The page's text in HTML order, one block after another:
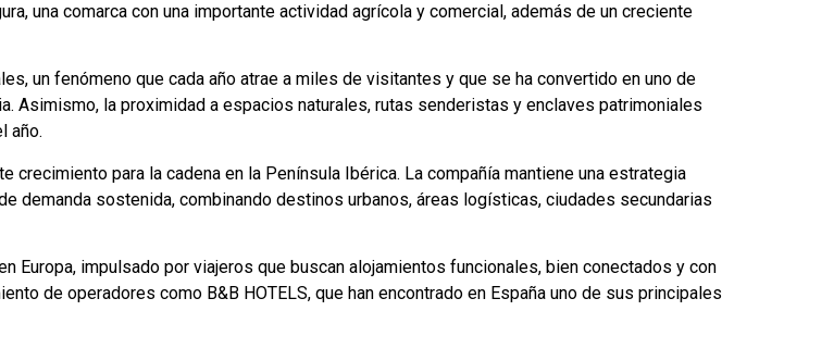
una comarca con una importante actividad agrícola y comercial, además de un creciente
un fenómeno que cada año atrae a miles de visitantes y que se ha convertido en uno de
Asimismo, la proximidad a espacios naturales, rutas senderistas y enclaves patrimoniales
año.
crecimiento para la cadena en la Península Ibérica. La compañía mantiene una estrategia
demanda sostenida, combinando destinos urbanos, áreas logísticas, ciudades secundarias
Europa, impulsado por viajeros que buscan alojamientos funcionales, bien conectados y con
de operadores como B&B HOTELS, que han encontrado en España uno de sus principales